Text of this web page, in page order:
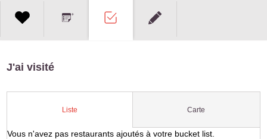
J'ai visité
Liste Carte
Vous n'avez pas restaurants ajoutés à votre bucket list.